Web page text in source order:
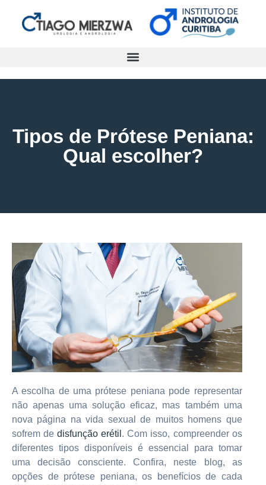
Tipos de Prótese Peniana:
Qual escolher?
A escolha de uma prótese peniana pode representar
não apenas uma solução eficaz, mas também uma
nova página na vida sexual de muitos homens que
sofrem dedisfunção erétil . Com isso, compreender os
diferentes tipos disponíveis é essencial para tomar
uma decisão consciente. Confira, neste blog, as
opções de prótese peniana, os benefícios de cada